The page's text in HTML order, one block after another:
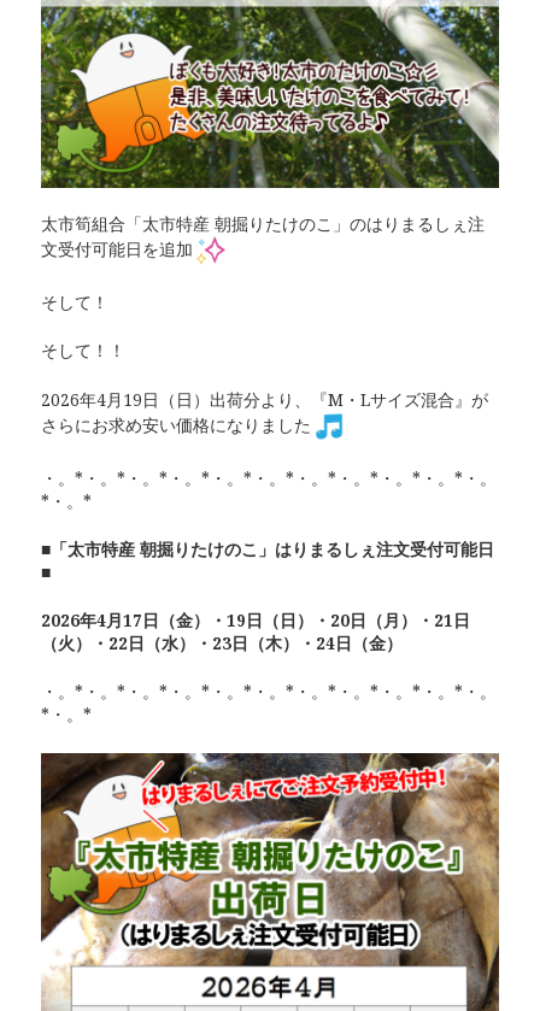
太市筍組合「太市特産 朝掘りたけのこ」のはりまるしぇ注
文受付可能日を追加
そして！
そして！！
2026年4月19日（日）出荷分より、『M・Lサイズ混合』が
さらにお求め安い価格になりました
・。*・。*・。*・。*・。*・。*・。*・。*・。*・。*・。
*・。*
■「太市特産 朝掘りたけのこ」はりまるしぇ注文受付可能日
■
2026年4月17日（金）・19日（日）・20日（月）・21日
（火）・22日（水）・23日（木）・24日（金）
・。*・。*・。*・。*・。*・。*・。*・。*・。*・。*・。
*・。*